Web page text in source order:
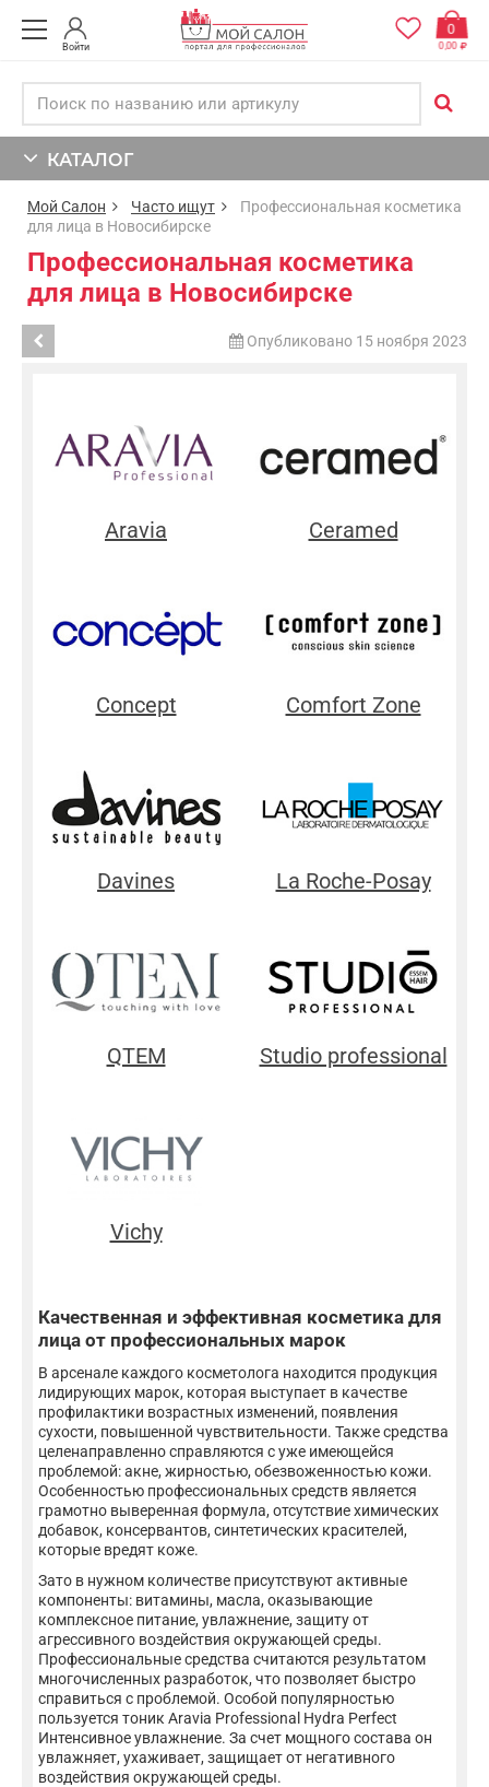
Войти
0
0,00
КАТАЛОГ
Мой Салон Часто ищут
Профессиональная косметика
для лица в Новосибирске
Профессиональная косметика
для лица в Новосибирске
Опубликовано 15 ноября 2023
Aravia Ceramed
Concept Comfort Zone
Davines La Roche-Posay
QTEM Studio professional
Vichy
Качественная и эффективная косметика для
лица от профессиональных марок
В арсенале каждого косметолога находится продукция
лидирующих марок, которая выступает в качестве
профилактики возрастных изменений, появления
сухости, повышенной чувствительности. Также средства
целенаправленно справляются с уже имеющейся
проблемой: акне, жирностью, обезвоженностью кожи.
Особенностью профессиональных средств является
грамотно выверенная формула, отсутствие химических
добавок, консервантов, синтетических красителей,
которые вредят коже.
Зато в нужном количестве присутствуют активные
компоненты: витамины, масла, оказывающие
комплексное питание, увлажнение, защиту от
агрессивного воздействия окружающей среды.
Профессиональные средства считаются результатом
многочисленных разработок, что позволяет быстро
справиться с проблемой. Особой популярностью
пользуется тоник Aravia Professional Hydra Perfect
Интенсивное увлажнение. За счет мощного состава он
увлажняет, ухаживает, защищает от негативного
воздействия окружающей среды.